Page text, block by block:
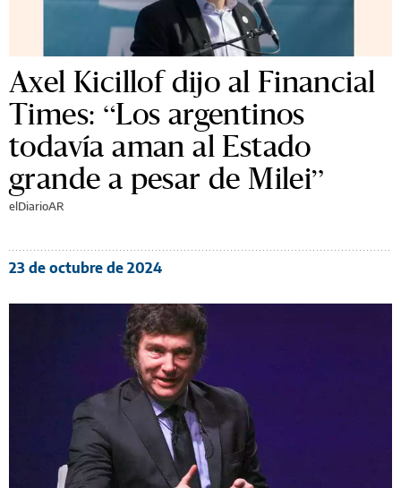
Axel Kicillof dijo al Financial
Times: “Los argentinos
todavía aman al Estado
grande a pesar de Milei”
elDiarioAR
23 de octubre de 2024